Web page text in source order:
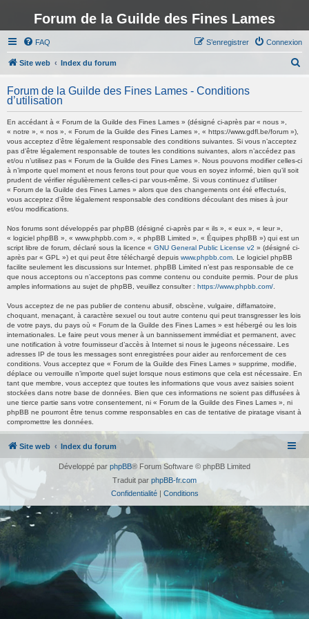
Forum de la Guilde des Fines Lames
FAQ Connexion
S’enregistrer
Site web Index du forum
h
c
Forum de la Guilde des Fines Lames - Conditions
d’utilisation
En accédant à « Forum de la Guilde des Fines Lames » (désigné ci-après par « nous »,
« notre », « nos », « Forum de la Guilde des Fines Lames », « https://www.gdfl.be/forum »),
vous acceptez d’être légalement responsable des conditions suivantes. Si vous n’acceptez
pas d’être légalement responsable de toutes les conditions suivantes, alors n’accédez pas
et/ou n’utilisez pas « Forum de la Guilde des Fines Lames ». Nous pouvons modifier celles-ci
à n’importe quel moment et nous ferons tout pour que vous en soyez informé, bien qu’il soit
prudent de vérifier régulièrement celles-ci par vous-même. Si vous continuez d’utiliser
« Forum de la Guilde des Fines Lames » alors que des changements ont été effectués,
vous acceptez d’être légalement responsable des conditions découlant des mises à jour
et/ou modifications.
Nos forums sont développés par phpBB (désigné ci-après par « ils », « eux », « leur »,
« logiciel phpBB », « www.phpbb.com », « phpBB Limited », « Équipes phpBB ») qui est un
script libre de forum, déclaré sous la licence « GNU General Public License v2 » (désigné ci-
après par « GPL ») et qui peut être téléchargé depuis www.phpbb.com . Le logiciel phpBB
facilite seulement les discussions sur Internet. phpBB Limited n’est pas responsable de ce
que nous acceptons ou n’acceptons pas comme contenu ou conduite permis. Pour de plus
amples informations au sujet de phpBB, veuillez consulter : https://www.phpbb.com/
Vous acceptez de ne pas publier de contenu abusif, obscène, vulgaire, diffamatoire,
choquant, menaçant, à caractère sexuel ou tout autre contenu qui peut transgresser les lois
de votre pays, du pays où « Forum de la Guilde des Fines Lames » est hébergé ou les lois
internationales. Le faire peut vous mener à un bannissement immédiat et permanent, avec
une notification à votre fournisseur d’accès à Internet si nous le jugeons nécessaire. Les
adresses IP de tous les messages sont enregistrées pour aider au renforcement de ces
conditions. Vous acceptez que « Forum de la Guilde des Fines Lames » supprime, modifie,
déplace ou verrouille n’importe quel sujet lorsque nous estimons que cela est nécessaire. En
tant que membre, vous acceptez que toutes les informations que vous avez saisies soient
stockées dans notre base de données. Bien que ces informations ne soient pas diffusées à
une tierce partie sans votre consentement, ni « Forum de la Guilde des Fines Lames », ni
phpBB ne pourront être tenus comme responsables en cas de tentative de piratage visant à
compromettre les données.
Site web Index du forum
Développé par phpBB® Forum Software © phpBB Limited
Traduit par phpBB-fr.com
Confidentialité| Conditions